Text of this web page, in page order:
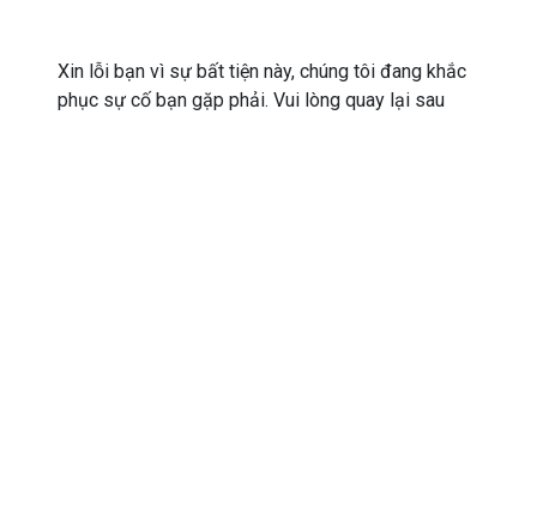
Xin lỗi bạn vì sự bất tiện này, chúng tôi đang khắc
phục sự cố bạn gặp phải. Vui lòng quay lại sau